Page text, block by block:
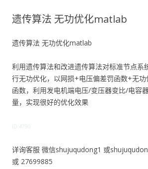
遗传算法 无功优化matlab
遗传算法 无功优化matlab
利用遗传算法和改进遗传算法对标准节点系
行无功优化，以网损+电压偏差罚函数+无
函数，利用发电机端电压/变压器变比/电容
量，实现很好的优化效果
ID:4790
详询客服 微信shujuqudong1 或
或 27699885